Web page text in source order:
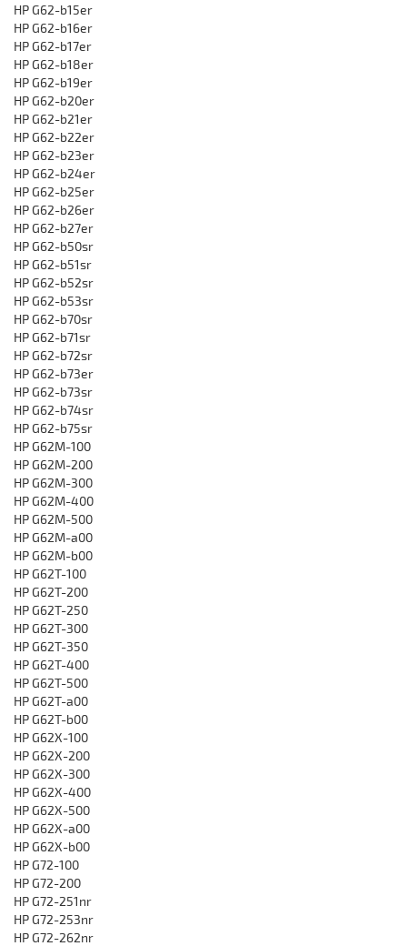
HP G62-b15er
HP G62-b16er
HP G62-b17er
HP G62-b18er
HP G62-b19er
HP G62-b20er
HP G62-b21er
HP G62-b22er
HP G62-b23er
HP G62-b24er
HP G62-b25er
HP G62-b26er
HP G62-b27er
HP G62-b50sr
HP G62-b51sr
HP G62-b52sr
HP G62-b53sr
HP G62-b70sr
HP G62-b71sr
HP G62-b72sr
HP G62-b73er
HP G62-b73sr
HP G62-b74sr
HP G62-b75sr
HP G62M-100
HP G62M-200
HP G62M-300
HP G62M-400
HP G62M-500
HP G62M-a00
HP G62M-b00
HP G62T-100
HP G62T-200
HP G62T-250
HP G62T-300
HP G62T-350
HP G62T-400
HP G62T-500
HP G62T-a00
HP G62T-b00
HP G62X-100
HP G62X-200
HP G62X-300
HP G62X-400
HP G62X-500
HP G62X-a00
HP G62X-b00
HP G72-100
HP G72-200
HP G72-251nr
HP G72-253nr
HP G72-262nr